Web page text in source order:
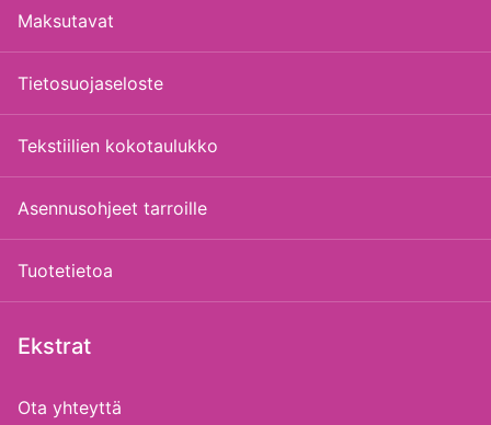
Maksutavat
Tietosuojaseloste
Tekstiilien kokotaulukko
Asennusohjeet tarroille
Tuotetietoa
Ekstrat
Ota yhteyttä